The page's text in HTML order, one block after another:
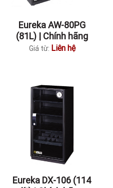
Eureka AW-80PG
(81L) | Chính hãng
Giá từ: Liên hệ
Eureka DX-106 (114